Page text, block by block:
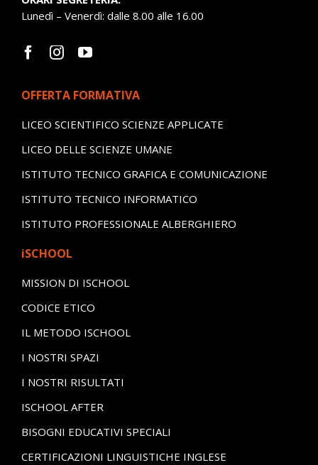
Lunedì – Venerdì: dalle 8.00 alle 16.00
OFFERTA FORMATIVA
LICEO SCIENTIFICO SCIENZE APPLICATE
LICEO DELLE SCIENZE UMANE
ISTITUTO TECNICO GRAFICA E COMUNICAZIONE
ISTITUTO TECNICO INFORMATICO
ISTITUTO PROFESSIONALE ALBERGHIERO
iSCHOOL
MISSION DI ISCHOOL
CODICE ETICO
IL METODO ISCHOOL
I NOSTRI SPAZI
I NOSTRI RISULTATI
ISCHOOL AFTER
BISOGNI EDUCATIVI SPECIALI
CERTIFICAZIONI LINGUISTICHE INGLESE